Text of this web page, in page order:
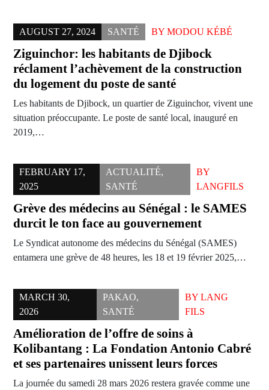
AUGUST 27, 2024 SANTÉ BY MODOU KÉBÉ
Ziguinchor: les habitants de Djibock
réclament l’achèvement de la construction
du logement du poste de santé
Les habitants de Djibock, un quartier de Ziguinchor, vivent une
situation préoccupante. Le poste de santé local, inauguré en
2019,…
FEBRUARY 17,
2025
ACTUALITÉ,
SANTÉ
BY
LANGFILS
Grève des médecins au Sénégal : le SAMES
durcit le ton face au gouvernement
Le Syndicat autonome des médecins du Sénégal (SAMES)
entamera une grève de 48 heures, les 18 et 19 février 2025,…
MARCH 30,
2026
PAKAO,
SANTÉ
BY LANG
FILS
Amélioration de l’offre de soins à
Kolibantang : La Fondation Antonio Cabré
et ses partenaires unissent leurs forces
La journée du samedi 28 mars 2026 restera gravée comme une